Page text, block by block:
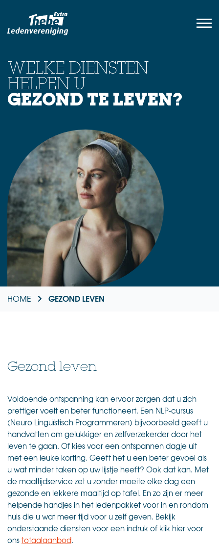
WELKE DIENSTEN
HELPEN U
GEZOND TE LEVEN?
HOME GEZOND LEVEN
Gezond leven
Voldoende ontspanning kan ervoor zorgen dat u zich
prettiger voelt en beter functioneert. Een NLP-cursus
(Neuro Linguïstisch Programmeren) bijvoorbeeld geeft u
handvatten om gelukkiger en zelfverzekerder door het
leven te gaan. Of kies voor een ontspannen dagje uit
met een leuke korting. Geeft het u een beter gevoel als
u wat minder taken op uw lijstje heeft? Ook dat kan. Met
de maaltijdservice zet u zonder moeite elke dag een
gezonde en lekkere maaltijd op tafel. En zo zijn er meer
helpende handjes in het ledenpakket voor in en rondom
huis die u wat meer tijd voor u zelf geven. Bekijk
onderstaande diensten voor een indruk of klik hier voor
onstotaalaanbod.